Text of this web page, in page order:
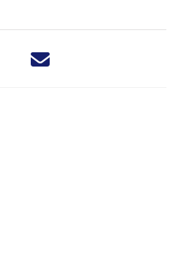
Deel dit nieuwsbericht via X -
Deel dit nieuwsbericht via
Deel dit nieuwsbericht
Deel dit